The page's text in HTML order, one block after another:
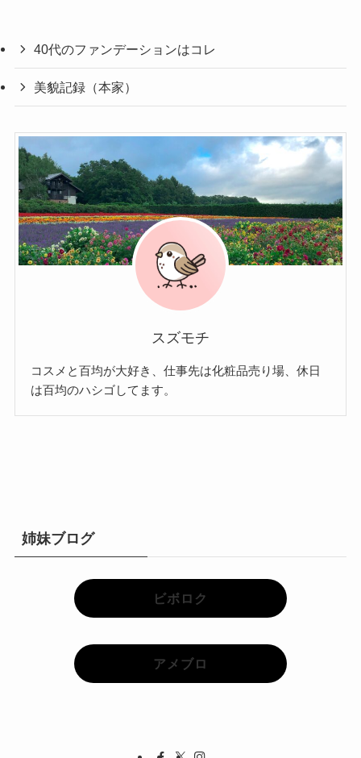
40代のファンデーションはコレ
美貌記録（本家）
スズモチ
コスメと百均が大好き、仕事先は化粧品売り場、休日
は百均のハシゴしてます。
姉妹ブログ
ビボロク
アメブロ